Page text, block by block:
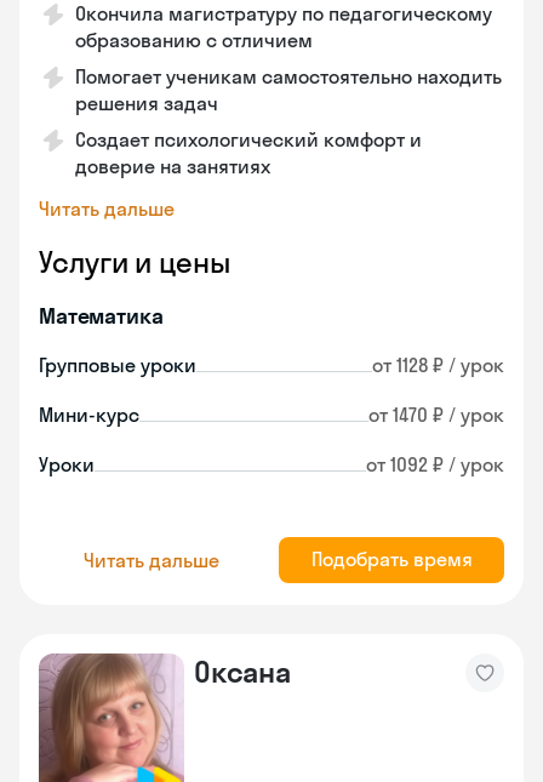
Окончила магистратуру по педагогическому
образованию с отличием
Помогает ученикам самостоятельно находить
решения задач
Создает психологический комфорт и
доверие на занятиях
Читать дальше
Услуги и цены
Математика
Групповые уроки от 1128 ₽ / урок
Мини-курс от 1470 ₽ / урок
Уроки от 1092 ₽ / урок
Читать дальше Подобрать время
Оксана